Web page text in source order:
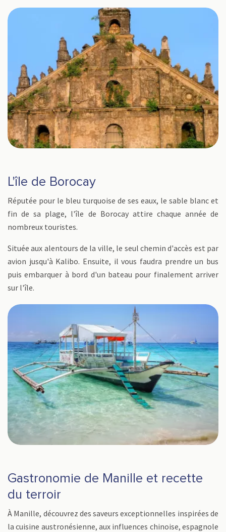
L'île de Borocay
Réputée pour le bleu turquoise de ses eaux, le sable blanc et
fin de sa plage, l'île de Borocay attire chaque année de
nombreux touristes.
Située aux alentours de la ville, le seul chemin d'accès est par
avion jusqu'à Kalibo. Ensuite, il vous faudra prendre un bus
puis embarquer à bord d'un bateau pour finalement arriver
sur l'île.
Gastronomie de Manille et recette
du terroir
À Manille, découvrez des saveurs exceptionnelles inspirées de
la cuisine austronésienne, aux influences chinoise, espagnole